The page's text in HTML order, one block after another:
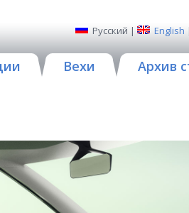
Русский | English |
Вехи Архив